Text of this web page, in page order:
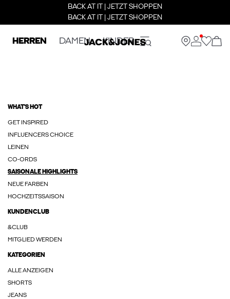
BACK AT IT | JETZT SHOPPEN
BACK AT IT | JETZT SHOPPEN
HERREN DAMEN KINDER
WHAT'S HOT
GET INSPIRED
INFLUENCERS CHOICE
LEINEN
CO-ORDS
SAISONALE HIGHLIGHTS
NEUE FARBEN
HOCHZEITSSAISON
KUNDENCLUB
&CLUB
MITGLIED WERDEN
KATEGORIEN
ALLE ANZEIGEN
SHORTS
JEANS